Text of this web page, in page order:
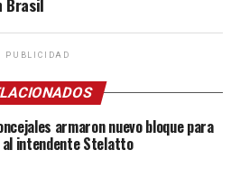
Brasil
PUBLICIDAD
armaron nuevo bloque para
al intendente Stelatto